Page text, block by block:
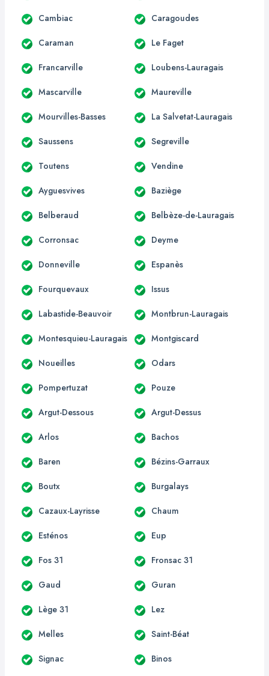
Cambiac Caragoudes
Caraman Le Faget
Francarville Loubens-Lauragais
Mascarville Maureville
Mourvilles-Basses La Salvetat-Lauragais
Saussens Segreville
Toutens Vendine
Ayguesvives Baziège
Belberaud Belbèze-de-Lauragais
Corronsac Deyme
Donneville Espanès
Fourquevaux Issus
Labastide-Beauvoir Montbrun-Lauragais
Montesquieu-Lauragais Montgiscard
Noueilles Odars
Pompertuzat Pouze
Argut-Dessous Argut-Dessus
Arlos Bachos
Baren Bézins-Garraux
Boutx Burgalays
Cazaux-Layrisse Chaum
Esténos Eup
Fos 31 Fronsac 31
Gaud Guran
Lège 31 Lez
Melles Saint-Béat
Signac Binos